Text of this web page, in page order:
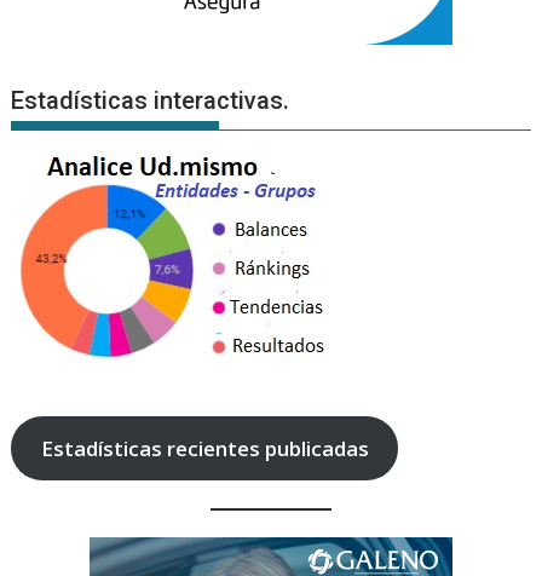
Estadísticas interactivas.
Estadísticas recientes publicadas